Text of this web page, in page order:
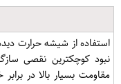
استفاده از شیشه حرارت
نبود کوچکترین نقصی
مقاومت بسیار بالا در